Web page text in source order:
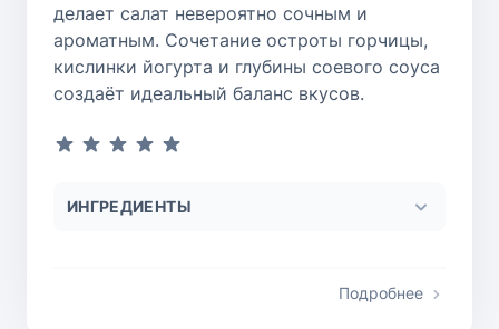
делает салат невероятно сочным и
ароматным. Сочетание остроты горчицы,
кислинки йогурта и глубины соевого соуса
создаёт идеальный баланс вкусов.
ИНГРЕДИЕНТЫ
Подробнее